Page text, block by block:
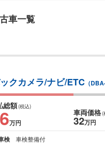
車一覧
クカメラ/ナビ/ETC （
総額(税込)
万円
車両価格(
32万円
検
車検整備付